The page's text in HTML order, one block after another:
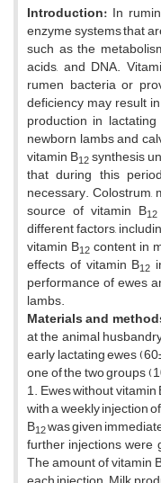
Introduction: In
enzyme systems that
such as the
acids, and DNA.
rumen bacteria or
deficiency may result
production in
newborn lambs and
vitamin B12synthesis
that during this
necessary. Colostrum,
source of vitamin B12
different factors,
vitamin B12 content in
effects of vitamin B12
performance of ewes
lambs.
Materials and
at the animal
early lactating ewes
one of the two groups
1. Ewes without vitamin
with a weekly injection
B12was given
further injections were
The amount of vitamin